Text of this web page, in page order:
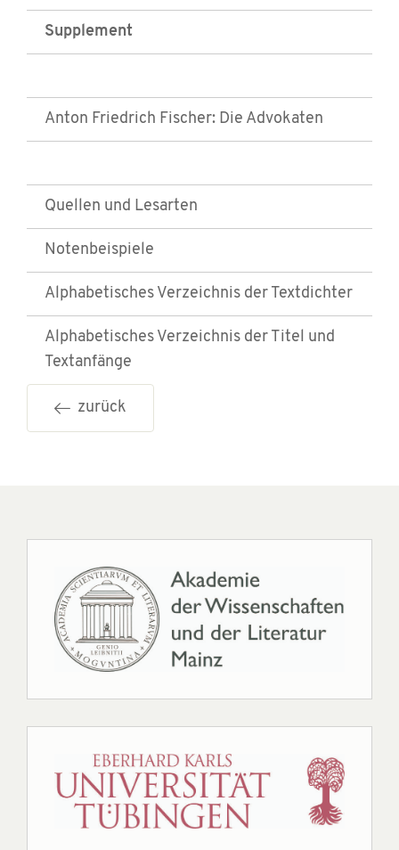
Supplement
Anton Friedrich Fischer: Die Advokaten
Quellen und Lesarten
Notenbeispiele
Alphabetisches Verzeichnis der Textdichter
Alphabetisches Verzeichnis der Titel und
Textanfänge
zurück